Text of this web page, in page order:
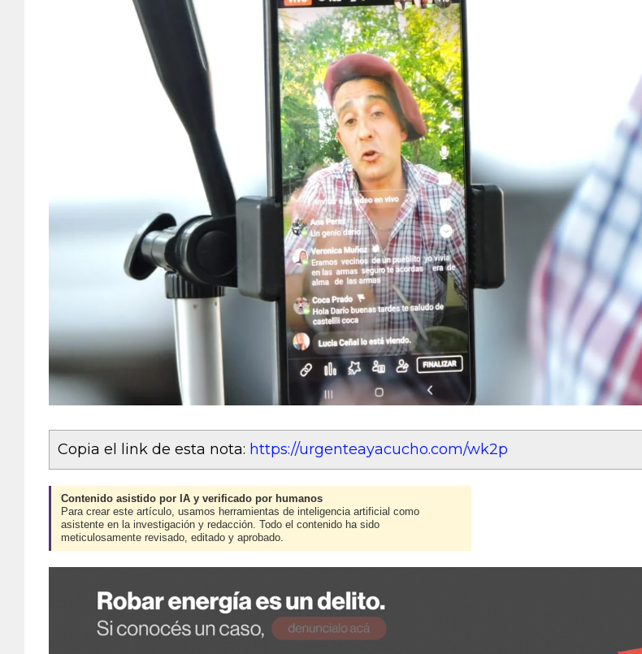
Copia el link de esta nota: https://urgenteayacucho.com/wk2p
Contenido asistido por IA y verificado por humanos
Para crear este artículo, usamos herramientas de inteligencia artificial como
asistente en la investigación y redacción. Todo el contenido ha sido
meticulosamente revisado, editado y aprobado.